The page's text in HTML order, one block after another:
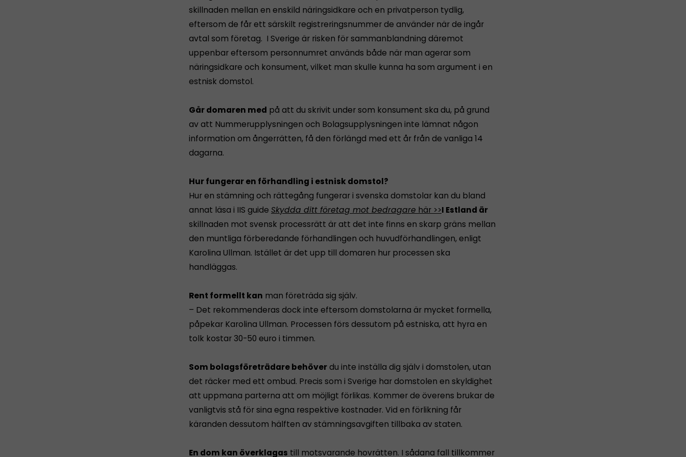
skillnaden mellan en enskild näringsidkare och en privatperson tydlig,
eftersom de får ett särskilt registreringsnummer de använder när de ingår
avtal som företag. I Sverige är risken för sammanblandning däremot
uppenbar eftersom personnumret används både när man agerar som
näringsidkare och konsument, vilket man skulle kunna ha som argument i en
estnisk domstol.
Går domaren med på att du skrivit under som konsument ska du, på grund
av att Nummerupplysningen och Bolagsupplysningen inte lämnat någon
information om ångerrätten, få den förlängd med ett år från de vanliga 14
dagarna.
Hur fungerar en förhandling i estnisk domstol?
Hur en stämning och rättegång fungerar i svenska domstolar kan du bland
annat läsa i IIS guide Skydda ditt företag mot bedragare här >>I Estland är
skillnaden mot svensk processrätt är att det inte finns en skarp gräns mellan
den muntliga förberedande förhandlingen och huvudförhandlingen, enligt
Karolina Ullman. Istället är det upp till domaren hur processen ska
handläggas.
Rent formellt kan man företräda sig själv.
– Det rekommenderas dock inte eftersom domstolarna är mycket formella,
påpekar Karolina Ullman. Processen förs dessutom på estniska, att hyra en
tolk kostar 30-50 euro i timmen.
Som bolagsföreträdare behöverdu inte inställa dig själv i domstolen, utan
det räcker med ett ombud. Precis som i Sverige har domstolen en skyldighet
att uppmana parterna att om möjligt förlikas. Kommer de överens brukar de
vanligtvis stå för sina egna respektive kostnader. Vid en förlikning får
käranden dessutom hälften av stämningsavgiften tillbaka av staten.
En dom kan överklagas till motsvarande hovrätten. I sådana fall tillkommer